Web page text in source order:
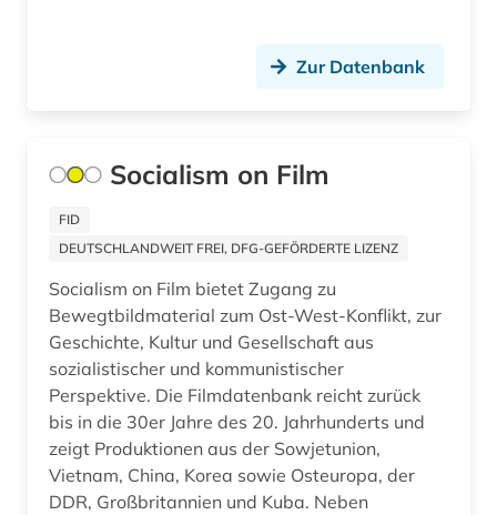
bestandserhaltung (1)
bestimmung (1)
betriebswirtschaft (3)
bewässerung (1)
bibel (3)
bibelausgabe (1)
Zur Datenbank
Socialism on Film
FID
DEUTSCHLANDWEIT FREI, DFG-GEFÖRDERTE LIZENZ
Socialism on Film bietet Zugang zu
Bewegtbildmaterial zum Ost-West-Konflikt, zur
Geschichte, Kultur und Gesellschaft aus
sozialistischer und kommunistischer
Perspektive. Die Filmdatenbank reicht zurück
bis in die 30er Jahre des 20. Jahrhunderts und
zeigt Produktionen aus der Sowjetunion,
Vietnam, China, Korea sowie Osteuropa, der
DDR, Großbritannien und Kuba. Neben